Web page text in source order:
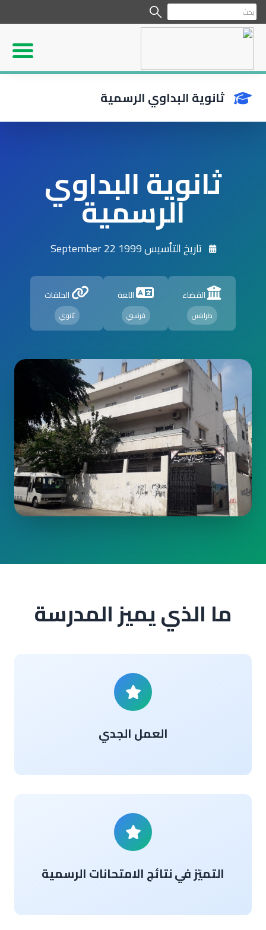
ثانوية البداوي الرسمية
ثانوية البداوي
الرسمية
تاريخ التأسيس 1999 September 22
القضاء
طرابلس
اللغة
فرنسي
الحلقات
ثانوي
ما الذي يميز المدرسة
العمل الجدي
التميّز في نتائج الامتحانات الرسمية